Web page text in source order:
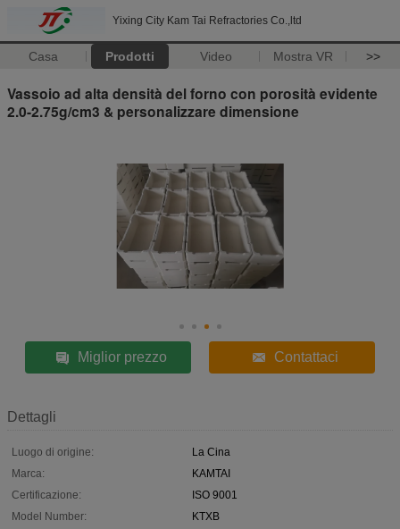
Yixing City Kam Tai Refractories Co.,ltd
Casa Prodotti Video Mostra VR >>
Vassoio ad alta densità del forno con porosità evidente
2.0-2.75g/cm3 & personalizzare dimensione
Miglior prezzo Contattaci
Dettagli
Luogo di origine:
La Cina
Marca:
KAMTAI
Certificazione:
ISO 9001
Model Number:
KTXB